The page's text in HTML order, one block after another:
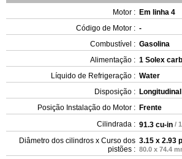
Motor : Em linha 4
Código de Motor : -
Combustível : Gasolina
Alimentação : 1 Solex carb
Líquido de Refrigeração : Water
Disposição : Longitudinal
Posição Instalação do Motor : Frente
Cilindrada : 91.3 cu-in /
Diâmetro dos cilindros x Curso dos
pistões :
3.15 x 2.93
80.0 x 74.4